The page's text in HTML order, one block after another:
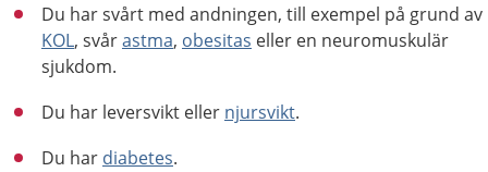
Du har svårt med andningen, till exempel på grund av
KOL, svårastma, obesitas eller en neuromuskulär
sjukdom.
Du har leversvikt eller njursvikt.
Du har diabetes.